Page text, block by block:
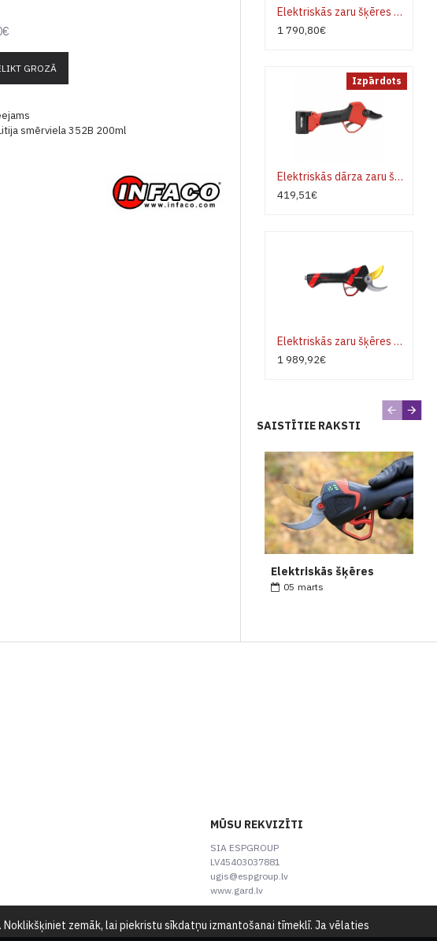
smērviela 352B 200ml
GROZĀ
Elektriskās zaru šķēres INFACO F3020 STANDART - pilns komplekts
1 790,80€
Izpārdots
Elektriskās dārza zaru šķēres Bellota EPR233P2B
419,51€
Elektriskās zaru šķēres INFACO F3020 STANDART aitu nagu asmeņiem
1 989,92€
SAISTĪTIE RAKSTI
Elektriskās šķēres
05 marts
MŪSU REKVIZĪTI
SIA ESPGROUP
LV45403037881
ugis@espgroup.lv
www.gard.lv
zemāk, lai piekristu sīkdatņu izmantošanai tīmeklī. Ja vēlaties